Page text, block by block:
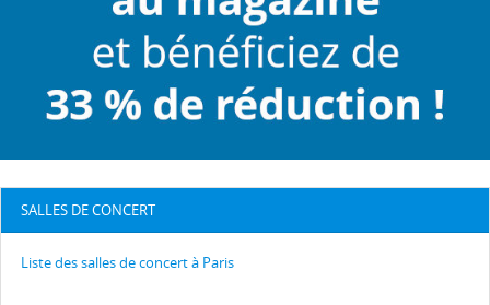
SALLES DE CONCERT
Liste des salles de concert à Paris